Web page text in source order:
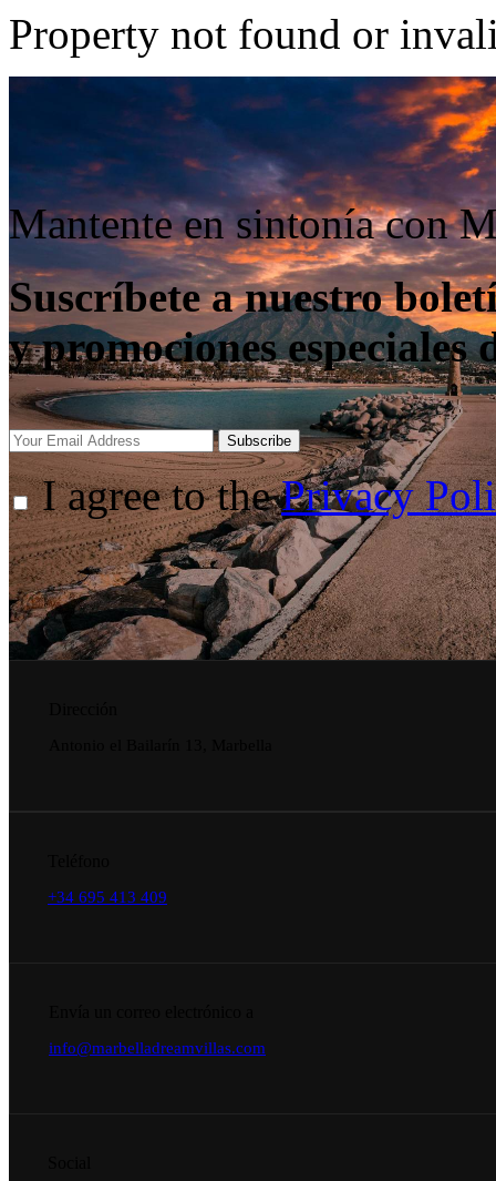
Property not found or
Mantente en sintonía con
Suscríbete a nuestro
y promociones especiales
Subscribe
I agree to thePrivacy
+34 695 413 409
info@marbelladreamvillas.com